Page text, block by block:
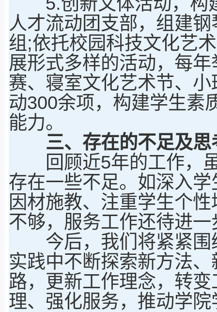
人才流动团支部，组建
组;依托校园科技文化艺
展形式多样的活动，每
赛、寝室文化艺术节、
动300余项，构建学生素
能力。
三、存在的不足及思
回顾近5年的工作，虽
存在一些不足。如深入
因材施教、注重学生个
不够，服务工作还待进一
今后，我们将紧紧围
实践中不断探索新方法
路，更新工作理念，转
理、强化服务，推动学